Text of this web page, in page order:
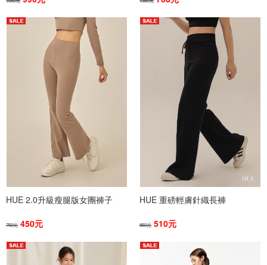
HUE 2.0升級瘦腿版女團褲子
750元 450元
HUE 重磅輕膚針織長褲
850元 510元